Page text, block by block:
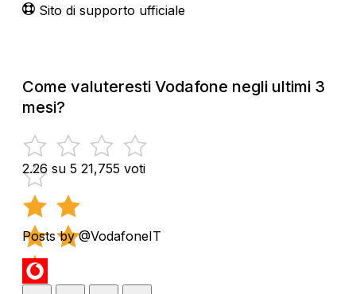
Sito di supporto ufficiale
Come valuteresti Vodafone negli ultimi 3
mesi?
2.26 su 5 21,755 voti
Posts by @VodafoneIT